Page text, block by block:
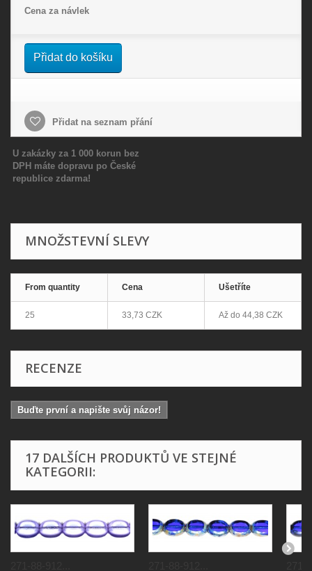
Cena za návlek
Přidat do košíku
Přidat na seznam přání
U zakázky za 1 000 korun bez
DPH máte dopravu po České
republice zdarma!
MNOŽSTEVNÍ SLEVY
From quantity Cena Ušetříte
25 33,73 CZK Až do 44,38 CZK
RECENZE
Buďte první a napište svůj názor!
17 DALŠÍCH PRODUKTŮ VE STEJNÉ
KATEGORII: